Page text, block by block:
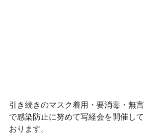
引き続きのマスク着用・要消毒・無言
で感染防止に努めて写経会を開催して
おります。